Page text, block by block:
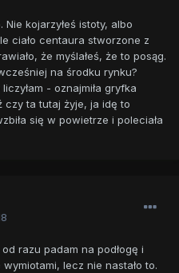
kojarzyłeś istoty, albo
ciało centaura stworzone z
że myślałeś, że to posąg.
na środku rynku?
- oznajmiła gryfka
ta tutaj żyje, ja idę to
się w powietrze i poleciała
razu padam na podłogę i
lecz nie nastało to.